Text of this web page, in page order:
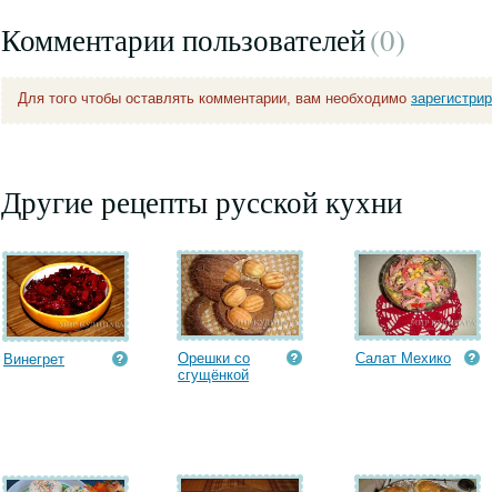
Комментарии пользователей(0)
Для того чтобы оставлять комментарии, вам необходимо
Другие рецепты русской кухни
Винегрет
Орешки со
сгущёнкой
Салат Мехико